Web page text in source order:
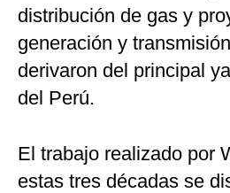
distribución de gas y
generación y
derivaron del principal
del Perú.
El trabajo realizado por
estas tres décadas se